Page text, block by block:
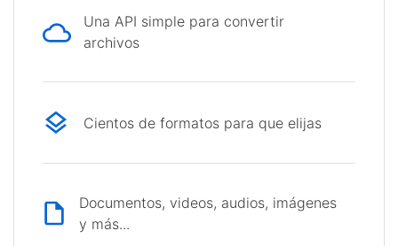
Una API simple para convertir
archivos
Cientos de formatos para que elijas
Documentos, videos, audios, imágenes
y más...